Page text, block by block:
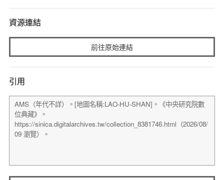
資源連結
前往原始連結
引用